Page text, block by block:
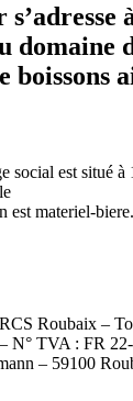
domaine
boissons
social est situé à
est materiel-
Roubaix –
N° TVA : FR
– 59100